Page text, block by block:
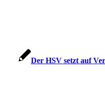
Der HSV setzt auf